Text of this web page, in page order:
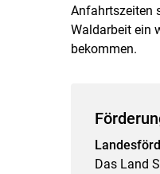
Anfahrtszeiten
Waldarbeit ein
bekommen.
Das Land